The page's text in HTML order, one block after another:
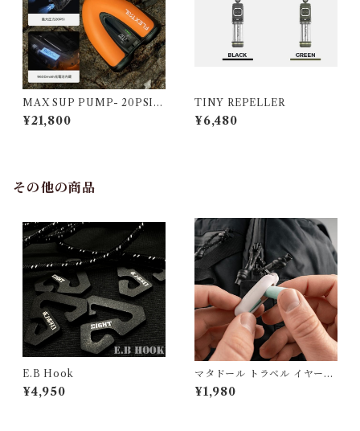
MAX SUP PUMP- 20PSI S
UP用コードレス電動エアポン
プ
¥21,800
TINY REPELLER
¥6,480
その他の商品
E.B Hook
¥4,950
マタドール トラベル イヤープ
ラグス
¥1,980